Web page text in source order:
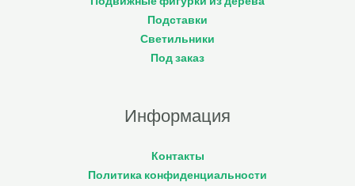
Подставки
Светильники
Под заказ
Информация
Контакты
Политика конфиденциальности